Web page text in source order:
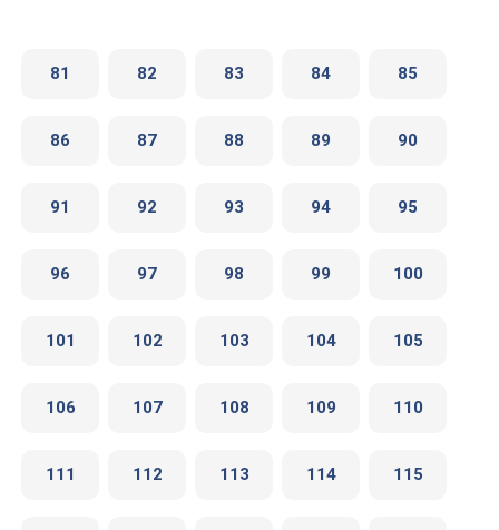
81 82 83 84 85
86 87 88 89 90
91 92 93 94 95
96 97 98 99 100
101 102 103 104 105
106 107 108 109 110
111 112 113 114 115